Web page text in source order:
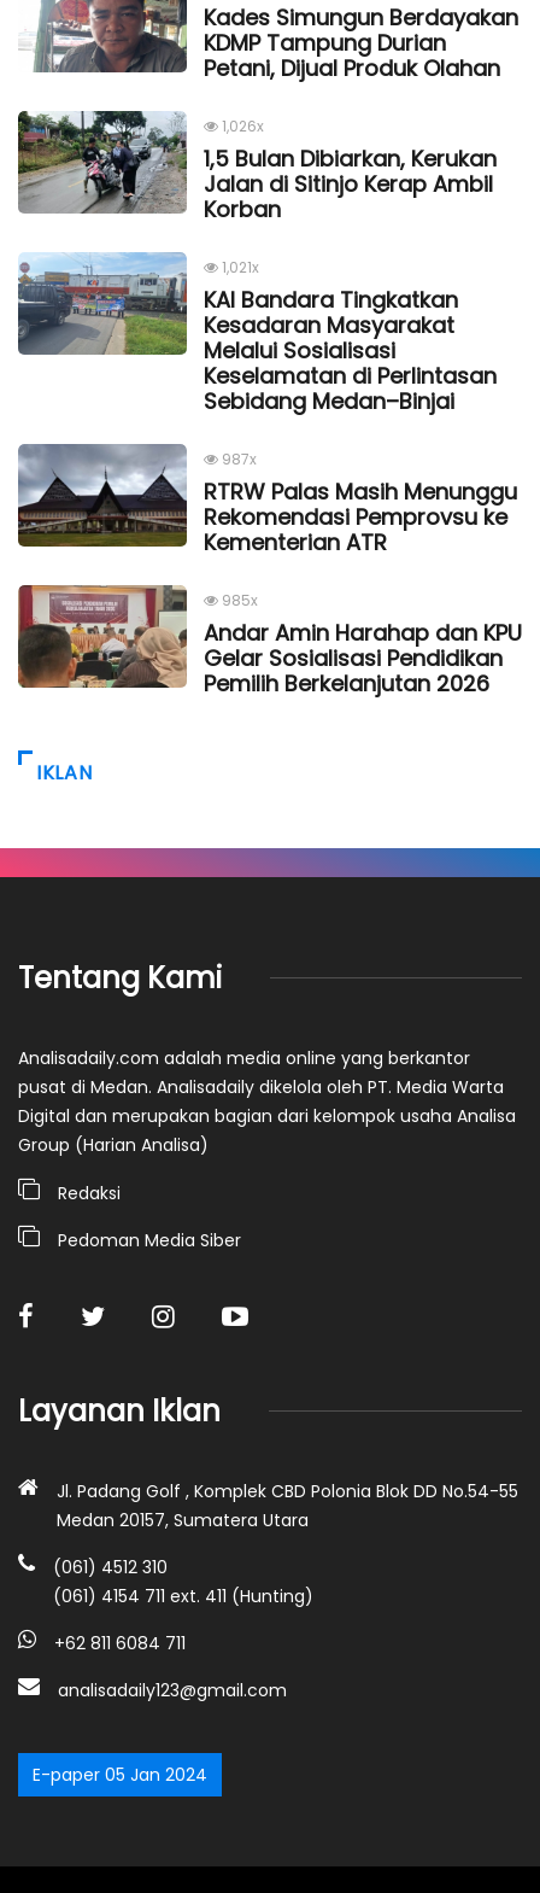
Kades Simungun Berdayakan
KDMP Tampung Durian
Petani, Dijual Produk Olahan
1,026x
1,5 Bulan Dibiarkan, Kerukan
Jalan di Sitinjo Kerap Ambil
Korban
1,021x
KAI Bandara Tingkatkan
Kesadaran Masyarakat
Melalui Sosialisasi
Keselamatan di Perlintasan
Sebidang Medan–Binjai
987x
RTRW Palas Masih Menunggu
Rekomendasi Pemprovsu ke
Kementerian ATR
985x
Andar Amin Harahap dan KPU
Gelar Sosialisasi Pendidikan
Pemilih Berkelanjutan 2026
IKLAN
Tentang Kami
Analisadaily.com adalah media online yang berkantor
pusat di Medan. Analisadaily dikelola oleh PT. Media Warta
Digital dan merupakan bagian dari kelompok usaha Analisa
Group (Harian Analisa)
Redaksi
Pedoman Media Siber
Layanan Iklan
Jl. Padang Golf , Komplek CBD Polonia Blok DD No.54-55
Medan 20157, Sumatera Utara
(061) 4512 310
(061) 4154 711 ext. 411 (Hunting)
+62 811 6084 711
analisadaily123@gmail.com
E-paper 05 Jan 2024